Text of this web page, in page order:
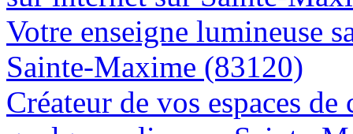
Votre enseigne lumineuse
Sainte-Maxime (83120)
Créateur de vos espaces